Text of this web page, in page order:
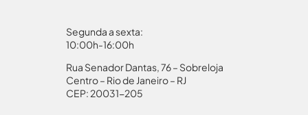
Segunda a sexta:
10:00h-16:00h
Rua Senador Dantas, 76 – Sobreloja
Centro – Rio de Janeiro – RJ
CEP: 20031-205
Autorização Menores